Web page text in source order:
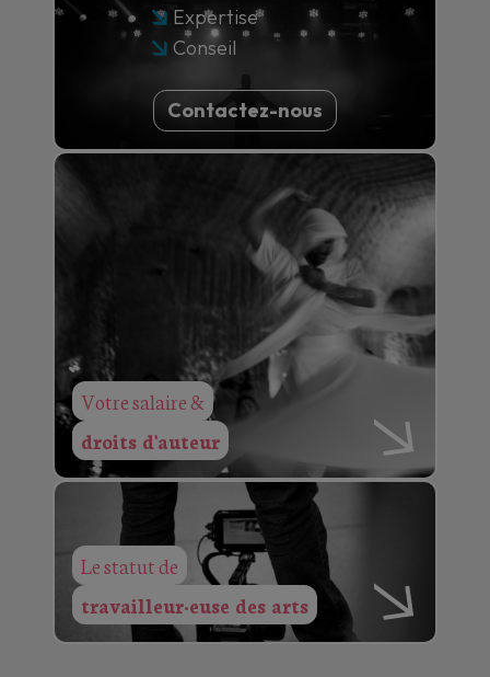
Expertise
Conseil
Contactez-nous
Votre salaire &
droits d'auteur
Le statut de
travailleur·euse des arts